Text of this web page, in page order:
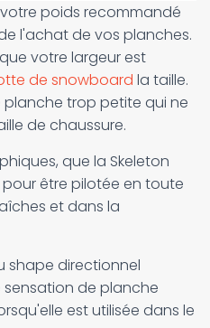
poids recommandé
l'achat de vos planches.
votre largeur est
de snowboard la taille.
trop petite qui ne
de chaussure.
que la Skeleton
être pilotée en toute
et dans la
shape directionnel
de planche
est utilisée dans le